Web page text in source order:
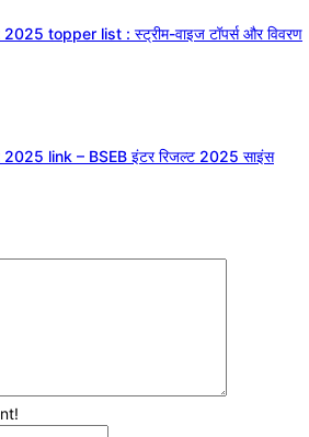
topper list : स्ट्रीम-वाइज टॉपर्स और विवरण
link – BSEB इंटर रिजल्ट 2025 साइंस